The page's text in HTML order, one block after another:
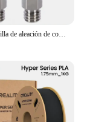
Creality-boquilla de aleación de cobre de alta gama, resistente al desgaste a altas temperaturas, para Series CR-10, Ender-3 y Ender-5